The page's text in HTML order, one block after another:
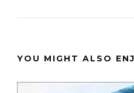
YOU MIGHT ALSO